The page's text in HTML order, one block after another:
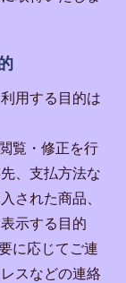
用する目的は
覧・修正を行
、支払方法な
された商品、
示する目的
に応じてご連
スなどの連絡